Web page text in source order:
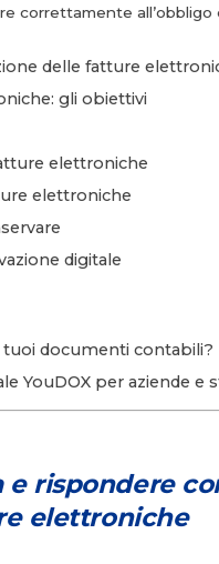
correttamente
delle fatture
gli obiettivi
elettroniche
elettroniche
digitale
documenti contabili?
YouDOX per aziende e
e rispondere
elettroniche